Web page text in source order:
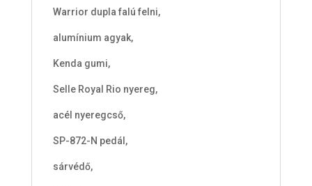
Warrior dupla falú felni,
alumínium agyak,
Kenda gumi,
Selle Royal Rio nyereg,
acél nyeregcső,
SP-872-N pedál,
sárvédő,